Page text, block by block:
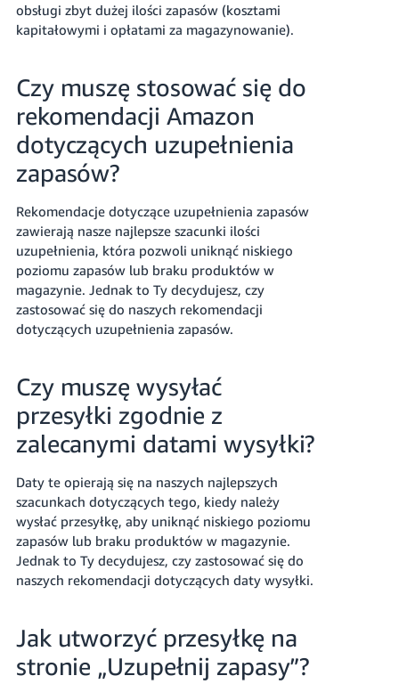
obsługi zbyt dużej ilości zapasów (kosztami
kapitałowymi i opłatami za magazynowanie).
Czy muszę stosować się do
rekomendacji Amazon
dotyczących uzupełnienia
zapasów?
Rekomendacje dotyczące uzupełnienia zapasów
zawierają nasze najlepsze szacunki ilości
uzupełnienia, która pozwoli uniknąć niskiego
poziomu zapasów lub braku produktów w
magazynie. Jednak to Ty decydujesz, czy
zastosować się do naszych rekomendacji
dotyczących uzupełnienia zapasów.
Czy muszę wysyłać
przesyłki zgodnie z
zalecanymi datami wysyłki?
Daty te opierają się na naszych najlepszych
szacunkach dotyczących tego, kiedy należy
wysłać przesyłkę, aby uniknąć niskiego poziomu
zapasów lub braku produktów w magazynie.
Jednak to Ty decydujesz, czy zastosować się do
naszych rekomendacji dotyczących daty wysyłki.
Jak utworzyć przesyłkę na
stronie „Uzupełnij zapasy”?